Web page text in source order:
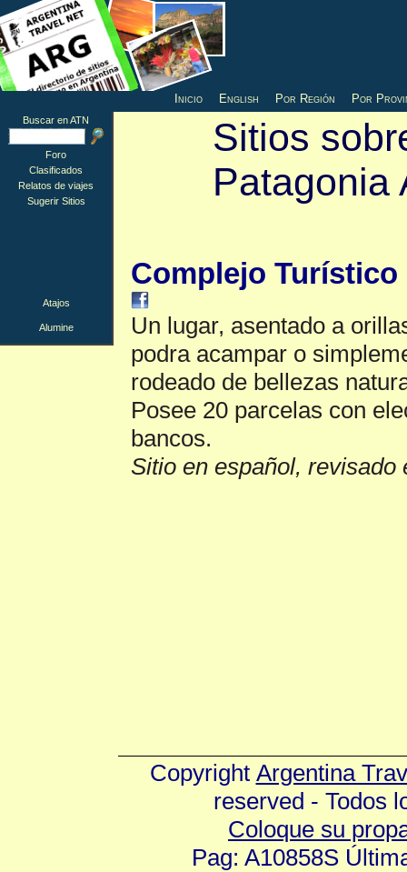
Inicio English Por Región Por
Sitios
Complejo Turístico
Un lugar, asentado a
podra acampar o
rodeado de bellezas
Posee 20 parcelas con
bancos.
Sitio en español, revisado
Buscar en ATN
Foro
Clasificados
Relatos de viajes
Sugerir Sitios
Atajos
Alumine
Copyright Argentina
reserved - Todos
Coloque su
Pag: A10858S